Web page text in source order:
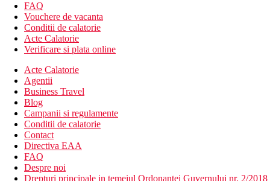
FAQ
Vouchere de vacanta
Conditii de calatorie
Acte Calatorie
Verificare si plata online
Acte Calatorie
Agentii
Business Travel
Blog
Campanii si regulamente
Conditii de calatorie
Contact
Directiva EAA
FAQ
Despre noi
Drepturi principale in temeiul Ordonantei Guvernului nr. 2/2018